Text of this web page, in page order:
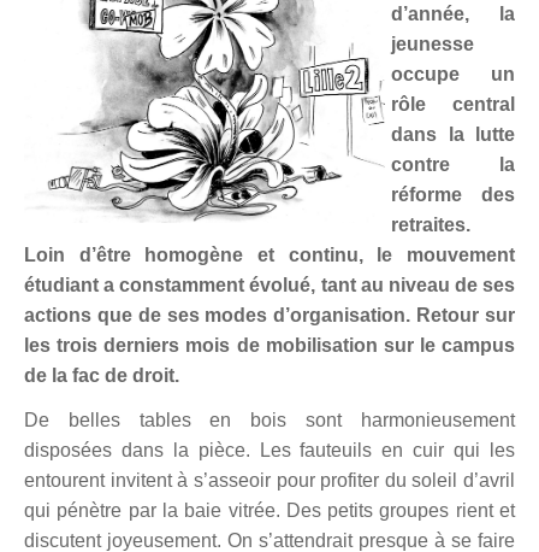
Répressions
Dessins
Poètes, vos papiers !
Briquette
NUMÉROS
POINTS DE VENTE
LA BRIQUE ?
CONTACTS
d ’année, la
jeunesse
occupe un
rô le central
dans la lutte
contre la
réforme des
retraites.
Loin d’être homogène et continu, le mouvement
étudiant a constamment évolué, tant au niveau de ses
actions que de ses modes d’organisation. Retour sur
les trois derniers mois de mobilisation sur le campus
de la fac de droit.
De belles tables en bois sont harmonieusement
disposées dans la pièce. Les fauteuils en cuir qui les
entourent invitent à s’asseoir pour profiter du soleil d’avril
qui pénètre par la baie vitrée. Des petits groupes rient et
discutent joyeusement. On s’attendrait presque à se faire